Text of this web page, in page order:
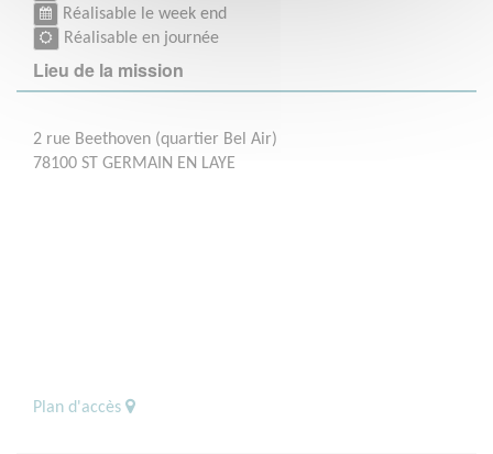
Réalisable le week end
Réalisable en journée
Lieu de la mission
2 rue Beethoven (quartier Bel Air)
78100 ST GERMAIN EN LAYE
Plan d'accès